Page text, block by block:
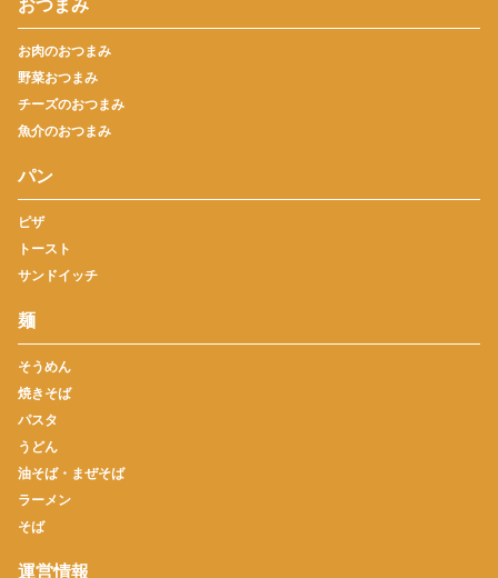
おつまみ
お肉のおつまみ
野菜おつまみ
チーズのおつまみ
魚介のおつまみ
パン
ピザ
トースト
サンドイッチ
麺
そうめん
焼きそば
パスタ
うどん
油そば・まぜそば
ラーメン
そば
運営情報